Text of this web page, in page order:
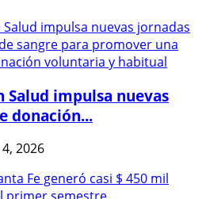
Salud impulsa nuevas
donación...
2026